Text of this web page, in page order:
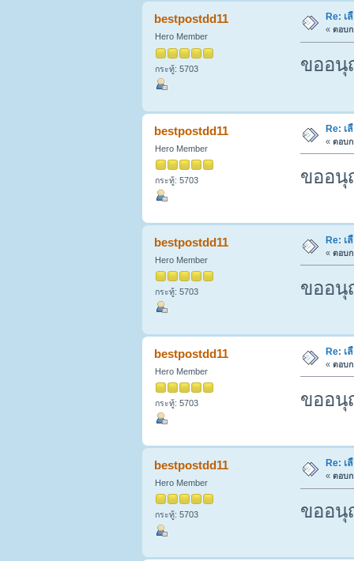
bestpostdd11
Hero Member
กระทู้: 5703
Re:
« ตอบก
ขออ
bestpostdd11
Hero Member
กระทู้: 5703
Re: เ
« ตอบก
ขออ
bestpostdd11
Hero Member
กระทู้: 5703
Re: เ
« ตอบก
ขออ
bestpostdd11
Hero Member
กระทู้: 5703
Re:
« ตอบก
ขออ
bestpostdd11
Hero Member
กระทู้: 5703
Re:
« ตอบก
ขออ